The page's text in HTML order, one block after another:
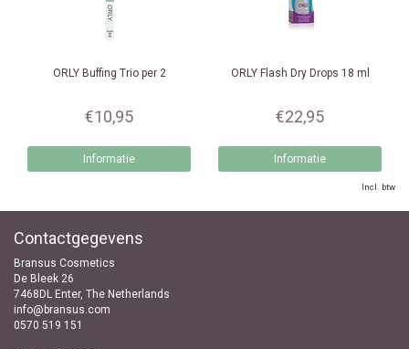
ORLYBuffing Trio per 2
€10,95
Informatie
ORLYFlash Dry Drops 18 ml
€22,95
Informatie
Incl. btw
Contactgegevens
Bransus Cosmetics
De Bleek 26
7468DL Enter, The Netherlands
info@bransus.com
0570 519 151